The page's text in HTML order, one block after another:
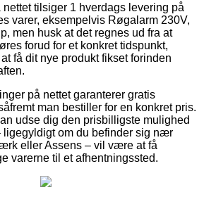
tilsiger 1 hverdags levering på
varer, eksempelvis Røgalarm 230V,
men husk at det regnes ud fra at
forud for et konkret tidspunkt,
få dit nye produkt fikset forinden
på nettet garanterer gratis
man bestiller for en konkret pris.
udse dig den prisbilligste mulighed
ligegyldigt om du befinder sig nær
eller Assens – vil være at få
varerne til et afhentningssted.